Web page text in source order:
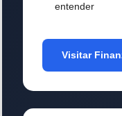
entender
Visitar